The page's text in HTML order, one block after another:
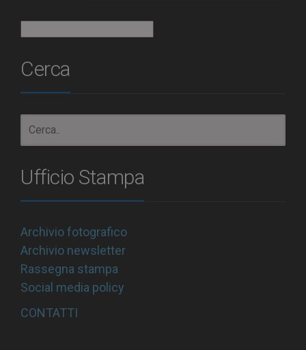
Cerca
Ufficio Stampa
Archivio fotografico
Archivio newsletter
Rassegna stampa
Social media policy
CONTATTI